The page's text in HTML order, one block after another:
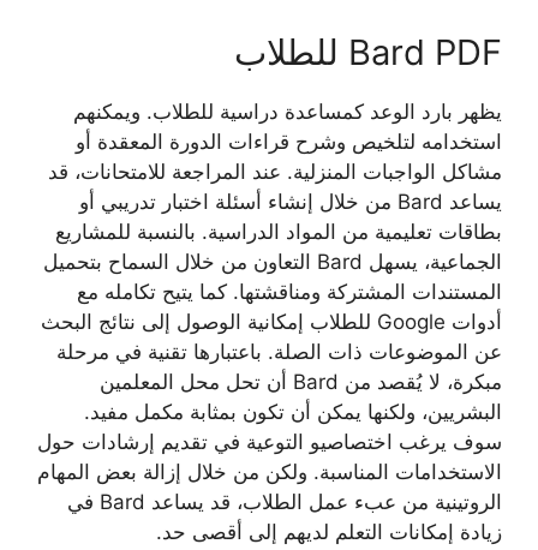
Bard PDF للطلاب
يظهر بارد الوعد كمساعدة دراسية للطلاب. ويمكنهم
استخدامه لتلخيص وشرح قراءات الدورة المعقدة أو
مشاكل الواجبات المنزلية. عند المراجعة للامتحانات، قد
يساعد Bard من خلال إنشاء أسئلة اختبار تدريبي أو
بطاقات تعليمية من المواد الدراسية. بالنسبة للمشاريع
الجماعية، يسهل Bard التعاون من خلال السماح بتحميل
المستندات المشتركة ومناقشتها. كما يتيح تكامله مع
أدوات Google للطلاب إمكانية الوصول إلى نتائج البحث
عن الموضوعات ذات الصلة. باعتبارها تقنية في مرحلة
مبكرة، لا يُقصد من Bard أن تحل محل المعلمين
البشريين، ولكنها يمكن أن تكون بمثابة مكمل مفيد.
سوف يرغب اختصاصيو التوعية في تقديم إرشادات حول
الاستخدامات المناسبة. ولكن من خلال إزالة بعض المهام
الروتينية من عبء عمل الطلاب، قد يساعد Bard في
زيادة إمكانات التعلم لديهم إلى أقصى حد.